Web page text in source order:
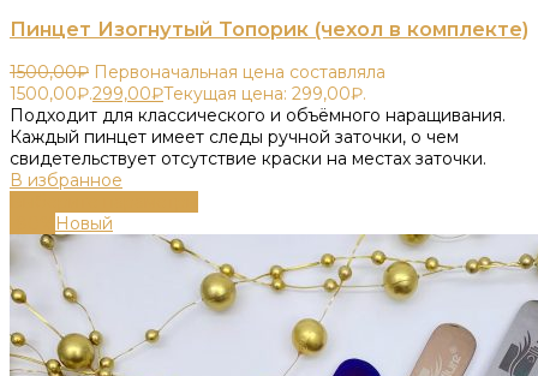
Пинцет Изогнутый Топорик (чехол в комплекте)
1500,00₽ Первоначальная цена составляла
1500,00₽.299,00₽Текущая цена: 299,00₽.
Подходит для классического и объёмного наращивания.
Каждый пинцет имеет следы ручной заточки, о чем
свидетельствует отсутствие краски на местах заточки.
В избранное
Новый